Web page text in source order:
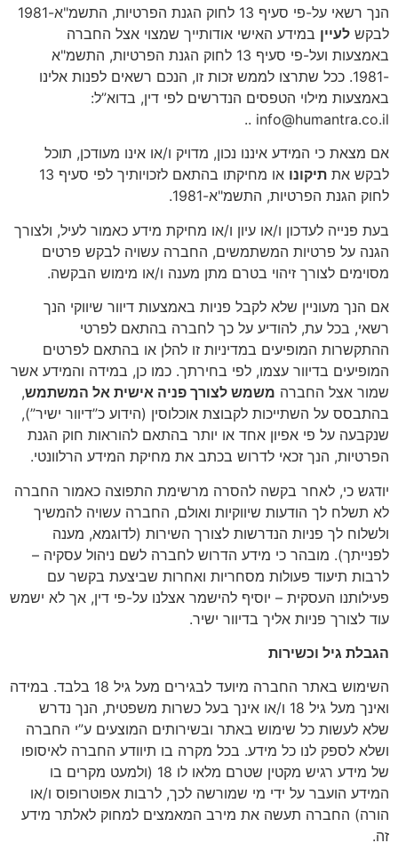
הנך רשאי על-פי סעיף 13 לחוק הגנת הפרטיות, התשמ"א-1981
לבקש לעיין במידע האישי אודותייך שמצוי אצל החברה
באמצעות ועל-פי סעיף 13 לחוק הגנת הפרטיות, התשמ"א
-1981. ככל שתרצו לממש זכות זו, הנכם רשאים לפנות אלינו
באמצעות מילוי הטפסים הנדרשים לפי דין, בדוא”ל:
info@humantra.co.il ..
אם מצאת כי המידע איננו נכון, מדויק ו/או אינו מעודכן, תוכל
לבקש את תיקונו
או מחיקתו בהתאם לזכויותיך לפי סעיף 13
לחוק הגנת הפרטיות, התשמ"א-1981.
בעת פנייה לעדכון ו/או עיון ו/או מחיקת מידע כאמור לעיל, ולצורך
הגנה על פרטיות המשתמשים, החברה עשויה לבקש פרטים
מסוימים לצורך זיהוי בטרם מתן מענה ו/או מימוש הבקשה.
אם הנך מעוניין שלא לקבל פניות באמצעות דיוור שיווקי הנך
רשאי, בכל עת, להודיע על כך לחברה בהתאם לפרטי
ההתקשרות המופיעים במדיניות זו להלן או בהתאם לפרטים
המופיעים בדיוור עצמו, לפי בחירתך. כמו כן, במידה והמידע אשר
שמור אצל החברה משמש לצורך פניה אישית אל המשתמש,
בהתבסס על השתייכות לקבוצת אוכלוסין (הידוע כ”דיוור ישיר”),
שנקבעה על פי אפיון אחד או יותר בהתאם להוראות חוק הגנת
הפרטיות, הנך זכאי לדרוש בכתב את מחיקת המידע הרלוונטי.
יודגש כי, לאחר בקשה להסרה מרשימת התפוצה כאמור החברה
לא תשלח לך הודעות שיווקיות ואולם, החברה עשויה להמשיך
ולשלוח לך פניות הנדרשות לצורך השירות (לדוגמא, מענה
לפנייתך). מובהר כי מידע הדרוש לחברה לשם ניהול עסקיה –
לרבות תיעוד פעולות מסחריות ואחרות שביצעת בקשר עם
פעילותנו העסקית – יוסיף להישמר אצלנו על-פי דין, אך לא ישמש
עוד לצורך פניות אליך בדיוור ישיר.
הגבלת גיל וכשירות
השימוש באתר החברה מיועד לבגירים מעל גיל 18 בלבד. במידה
ואינך מעל גיל 18 ו/או אינך בעל כשרות משפטית, הנך נדרש
שלא לעשות כל שימוש באתר ובשירותים המוצעים ע”י החברה
ושלא לספק לנו כל מידע. בכל מקרה בו תיוודע החברה לאיסופו
של מידע רגיש מקטין שטרם מלאו לו 18 (ולמעט מקרים בו
המידע הועבר על ידי מי שמורשה לכך, לרבות אפוטרופוס ו/או
הורה) החברה תעשה את מירב המאמצים למחוק לאלתר מידע
זה.